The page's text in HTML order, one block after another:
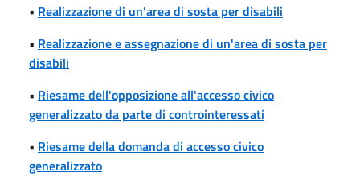
• Realizzazione di un'area di sosta per disabili
• Realizzazione e assegnazione di un'area di sosta per
disabili
• Riesame dell'opposizione all'accesso civico
generalizzato da parte di controinteressati
• Riesame della domanda di accesso civico
generalizzato